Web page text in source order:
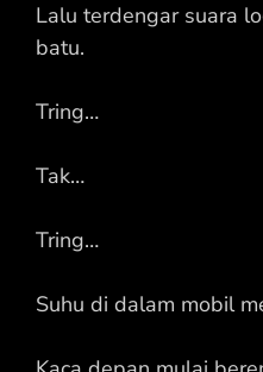
Lalu terdengar suara
batu.
Tring…
Tak…
Tring…
Suhu di dalam mobil